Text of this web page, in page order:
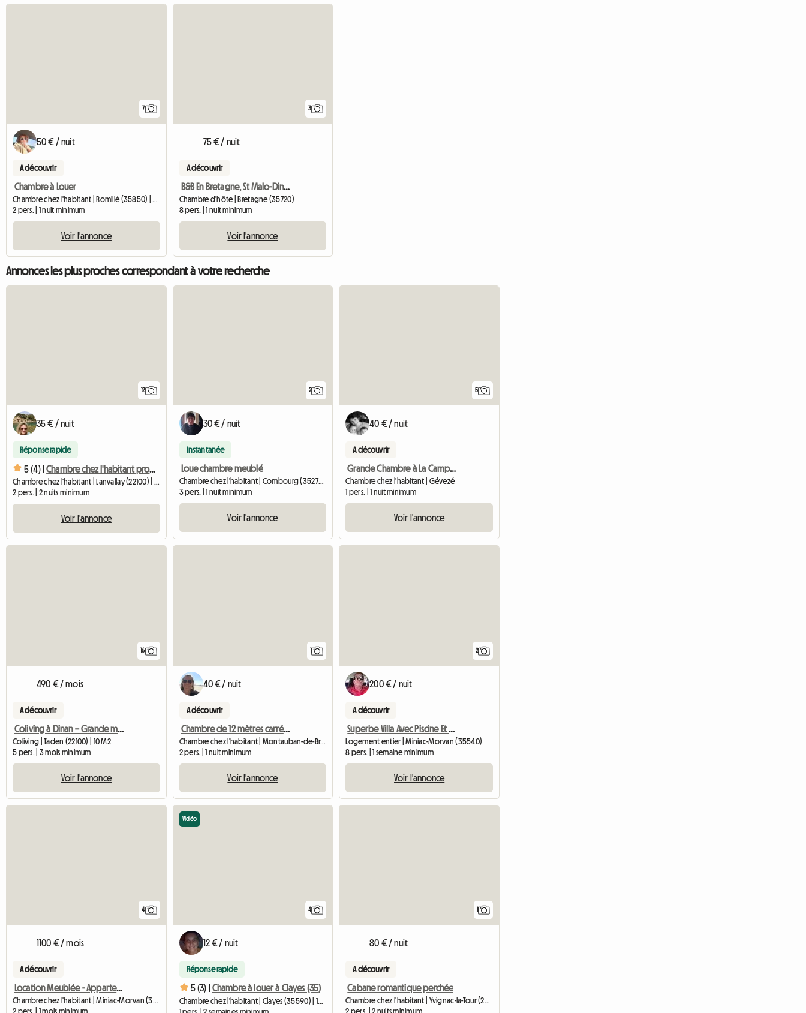
7
50 € / nuit
A découvrir
Chambre à Louer
Chambre chez l'habitant | Romillé (35850) | 20 M2
2 pers. | 1 nuit minimum
Voir l'annonce
3
75 € / nuit
A découvrir
B&B En Bretagne, St Malo-Dinan-St Michel
Chambre d'hôte | Bretagne (35720)
8 pers. | 1 nuit minimum
Voir l'annonce
Annonces les plus proches correspondant à votre recherche
12
35 € / nuit
Réponse rapide
5 (4) | Chambre chez l'habitant proche du Port de Dinan
Chambre chez l'habitant | Lanvallay (22100) | 12 M2
2 pers. | 2 nuits minimum
Voir l'annonce
2
30 € / nuit
Instantanée
Loue chambre meublé
Chambre chez l'habitant | Combourg (35270) | 15 M2
3 pers. | 1 nuit minimum
Voir l'annonce
5
40 € / nuit
A découvrir
Grande Chambre à La Campagne
Chambre chez l'habitant | Gévezé
1 pers. | 1 nuit minimum
Voir l'annonce
16
490 € / mois
A découvrir
Coliving à Dinan – Grande maison à partager
Coliving | Taden (22100) | 10 M2
5 pers. | 3 mois minimum
Voir l'annonce
1
40 € / nuit
A découvrir
Chambre de 12 mètres carrés . Proche de toute commodité
Chambre chez l'habitant | Montauban-de-Bretagne (35360)
2 pers. | 1 nuit minimum
Voir l'annonce
2
200 € / nuit
A découvrir
Superbe Villa Avec Piscine Et Cascade À Louer
Logement entier | Miniac-Morvan (35540)
8 pers. | 1 semaine minimum
Voir l'annonce
4
1100 € / mois
A découvrir
Location Meublée - Appartement T4
Chambre chez l'habitant | Miniac-Morvan (35540)
2 pers. | 1 mois minimum
4
Vidéo
12 € / nuit
Réponse rapide
5 (3) | Chambre à louer à Clayes (35)
Chambre chez l'habitant | Clayes (35590) | 18 M2
1
80 € / nuit
A découvrir
Cabane romantique perchée
Chambre chez l'habitant | Yvignac-la-Tour (22350)
2 pers. | 2 nuits minimum